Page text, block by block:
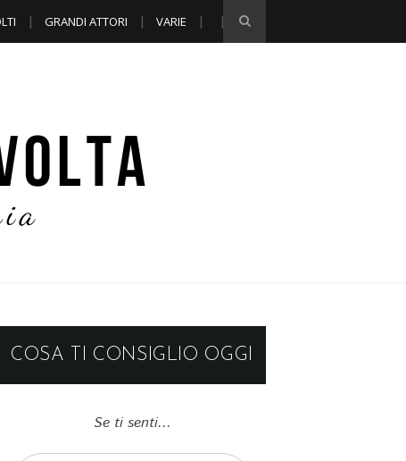
GRANDI ATTORI VARIE
COSA TI CONSIGLIO OGGI
Se ti senti...